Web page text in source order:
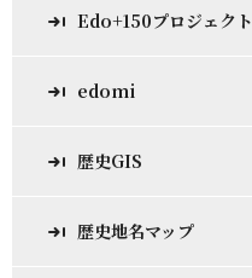
Edo+150プロジェクト
edomi
歴史GIS
歴史地名マップ